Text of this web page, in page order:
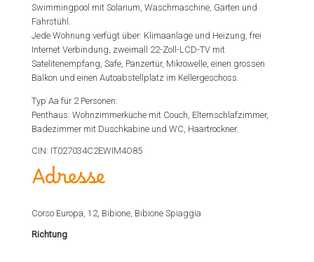
Swimmingpool mit Solarium, Waschmaschine, Garten und
Fahrstühl.
Jede Wohnung verfügt über: Klimaanlage und Heizung, frei
Internet Verbindung, zweimall 22-Zoll-LCD-TV mit
Satelitenempfang, Safe, Panzertür, Mikrowelle, einen grossen
Balkon und einen Autoabstellplatz im Kellergeschoss.
Typ Aa für 2 Personen:
Penthaus: Wohnzimmerküche mit Couch, Elternschlafzimmer,
Badezimmer mit Duschkabine und WC, Haartrockner.
CIN: IT027034C2EWIM4O85
Adresse
Corso Europa, 12, Bibione, Bibione Spiaggia
Richtung